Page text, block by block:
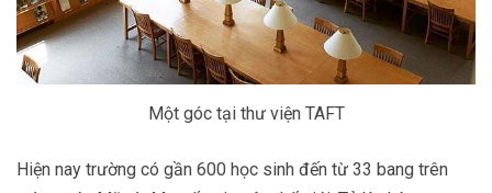
Một góc tại thư viện TAFT
Hiện nay trường có gần 600 học sinh đến từ 33 bang trên